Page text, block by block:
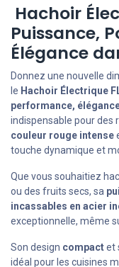
Hachoir
Puissance,
Élégance
Donnez une nouvelle
le Hachoir Électrique
performance,
indispensable pour des
couleur rouge intense
touche dynamique et
Que vous souhaitiez
ou des fruits secs, sa
incassables en acier
exceptionnelle, même
Son design compactet
idéal pour les cuisines